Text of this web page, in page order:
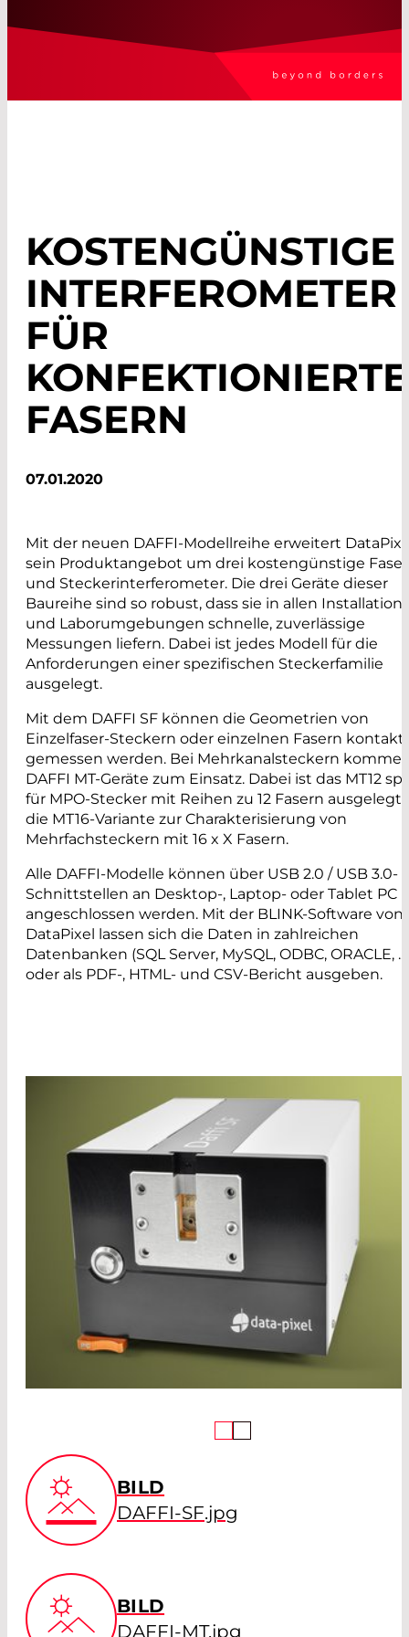
KOSTENGÜNSTIGE
INTERFEROMETER
FÜR
KONFEKTIONIERTE
FASERN
07.01.2020
Mit der neuen DAFFI-Modellreihe erweitert
sein Produktangebot um drei kostengünstige
und Steckerinterferometer. Die drei Geräte dieser
Baureihe sind so robust, dass sie in allen
und Laborumgebungen schnelle, zuverlässige
Messungen liefern. Dabei ist jedes Modell für die
Anforderungen einer spezifischen Steckerfamilie
ausgelegt.
Mit dem DAFFI SF können die Geometrien von
Einzelfaser-Steckern oder einzelnen Fasern
gemessen werden. Bei Mehrkanalsteckern
DAFFI MT-Geräte zum Einsatz. Dabei ist das MT12
für MPO-Stecker mit Reihen zu 12 Fasern ausgelegt
die MT16-Variante zur Charakterisierung von
Mehrfachsteckern mit 16 x X Fasern.
Alle DAFFI-Modelle können über USB 2.0 / USB 3.0-
Schnittstellen an Desktop-, Laptop- oder Tablet PC
angeschlossen werden. Mit der BLINK-Software von
DataPixel lassen sich die Daten in zahlreichen
Datenbanken (SQL Server, MySQL, ODBC, ORACLE,
oder als PDF-, HTML- und CSV-Bericht ausgeben.
BILD
DAFFI-SF.jpg
BILD
DAFFI-MT.jpg